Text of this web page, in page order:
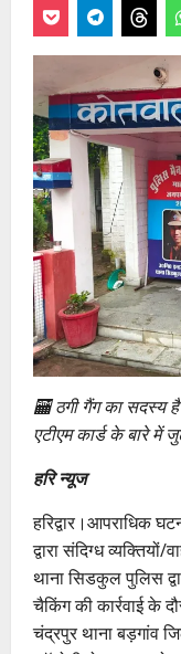
🏧 ठगी गैंग का सदस्य
एटीएम कार्ड के बारे में
हरि न्यूज
हरिद्वार।आपराधिक
द्वारा संदिग्ध
थाना सिडकुल पुलिस
चैकिंग की कार्रवाई के
चंद्रपुर थाना बड़गांव